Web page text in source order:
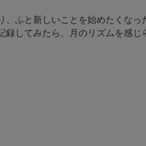
ふと新しいことを始めたくなっ
してみたら、月のリズムを感じ